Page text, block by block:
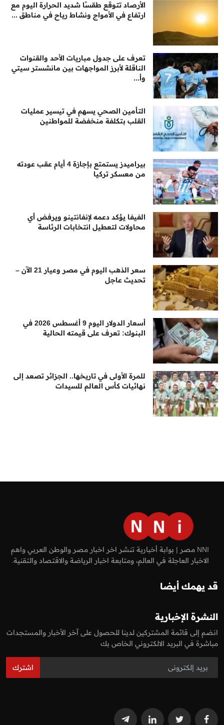
الأرصاد تتوقع طقسًا شديد الحرارة اليوم مع
ارتفاع في الأمواج ونشاط رياح في مناطق ...
تعرف على جدول مباريات الأحد والقنوات
الناقلة لأبرز المواجهات بين مانشستر سيتي
وأ...
التأمين الصحي يسهم في تيسير عمليات
القلب بتكلفة منخفضة للمواطنين
بيراميدز يستمتع بإجازة 4 أيام عقب عودته
من معسكر تركيا
الفيفا يؤكد دعمه لإنفانتينو ويرفض أي
محاولات لتعطيل انتخابات الرئاسة
سعر الذهب اليوم في مصر وعيار 21 الآن –
تحديث عاجل
أسعار الدولار اليوم 9 أغسطس 2026 في
البنوك: تعرف على قيمته الحالية
للمرة الأولى في تاريخها.. الجزائر تصعد إلى
نهائيات كأس العالم للسيدات
NNI مصر | بوابة أخبارية تنشر اخر اخبار مصر والوطن العربي واهم
الاخبار العاجلة في العالم، ومتابعة اخبار الرياضة والاقتصاد والتقنية.
قد يهمك أيضا
النشرة الإخبارية
انضم إلى قائمة المشتركين لدينا للحصول على آخر الأخبار والمستجدات
مباشرة في البريد الالكتروني الخاص بك
اشترك